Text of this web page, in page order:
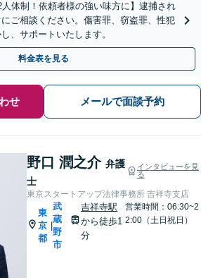
人体制！依頼者様の強い味方に】逮捕され
ご相談ください。傷害罪、窃盗罪、性犯
、サポートいたします。
料金表を見る
せ メールで面談予約
野口 潤之介 弁護
士
インタビューを見
る
東京スタートアップ法律事務所 吉祥寺支店
東
京
都
|
武
蔵
野
市
吉祥寺駅
から徒歩1
分
営業時間：06:30~2
2:00（土日祝日）